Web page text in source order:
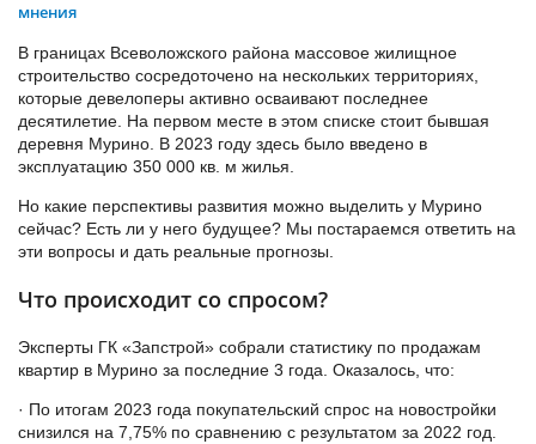
мнения
В границах Всеволожского района массовое жилищное
строительство сосредоточено на нескольких территориях,
которые девелоперы активно осваивают последнее
десятилетие. На первом месте в этом списке стоит бывшая
деревня Мурино. В 2023 году здесь было введено в
эксплуатацию 350 000 кв. м жилья.
Но какие перспективы развития можно выделить у Мурино
сейчас? Есть ли у него будущее? Мы постараемся ответить на
эти вопросы и дать реальные прогнозы.
Что происходит со спросом?
Эксперты ГК «Запстрой» собрали статистику по продажам
квартир в Мурино за последние 3 года. Оказалось, что:
· По итогам 2023 года покупательский спрос на новостройки
снизился на 7,75% по сравнению с результатом за 2022 год.